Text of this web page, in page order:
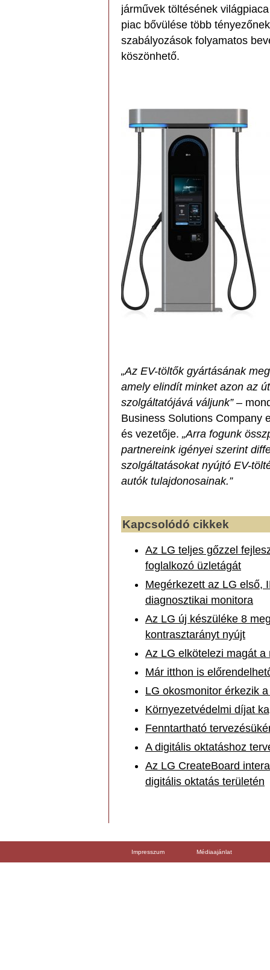
járművek töltésének
piac bővülése több
szabályozások folyamatos
köszönhető.
„Az EV-töltők gyártásának
amely elindít minket azon az
szolgáltatójává váljunk”–
Business Solutions Company
és vezetője. „Arra fogunk
partnereink igényei szerint
szolgáltatásokat nyújtó EV-
autók tulajdonosainak.”
Kapcsolódó cikkek
Az LG teljes gőzzel
foglalkozó üzletágát
Megérkezett az LG első,
diagnosztikai monitora
Az LG új készüléke 8
kontrasztarányt nyújt
Az LG elkötelezi magát
Már itthon is
LG okosmonitor érkezik
Környezetvédelmi díjat
Fenntartható
A digitális oktatáshoz
Az LG CreateBoard
digitális oktatás területén
Impresszum Médiaajánlat